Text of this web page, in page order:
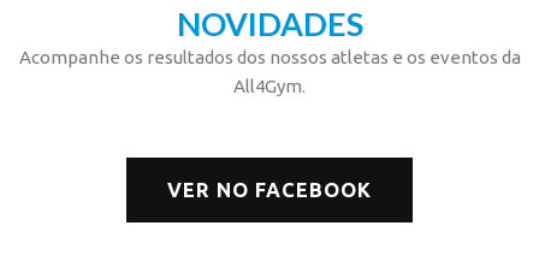
NOVIDADES
Acompanhe os resultados dos nossos atletas e os eventos da
All4Gym.
VER NO FACEBOOK